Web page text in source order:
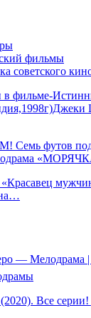
фильмы
советского
в фильме-
Семь футов под
—
Все серии!